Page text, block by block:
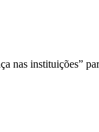
instituições”